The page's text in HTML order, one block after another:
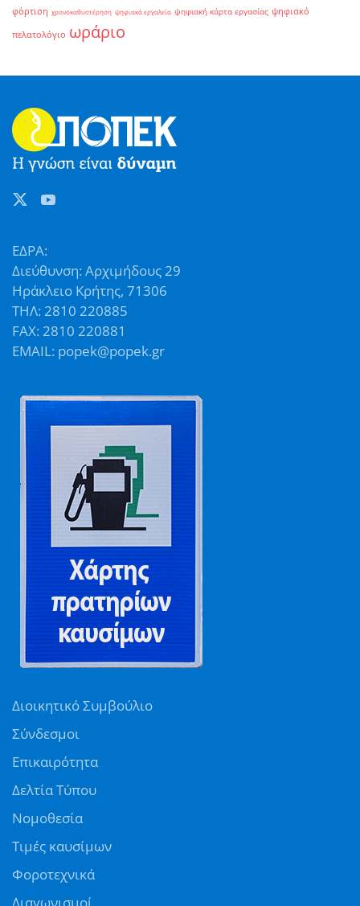
φόρτιση χρονοκαθυστέρηση ψηφιακά εργαλεία ψηφιακή κάρτα εργασίας ψηφιακό
πελατολόγιο ωράριο
ΕΔΡΑ:
Διεύθυνση: Αρχιμήδους 29
Ηράκλειο Κρήτης, 71306
ΤΗΛ: 2810 220885
FAX: 2810 220881
EMAIL: popek@popek.gr
Διοικητικό Συμβούλιο
Σύνδεσμοι
Επικαιρότητα
Δελτία Τύπου
Νομοθεσία
Τιμές καυσίμων
Φοροτεχνικά